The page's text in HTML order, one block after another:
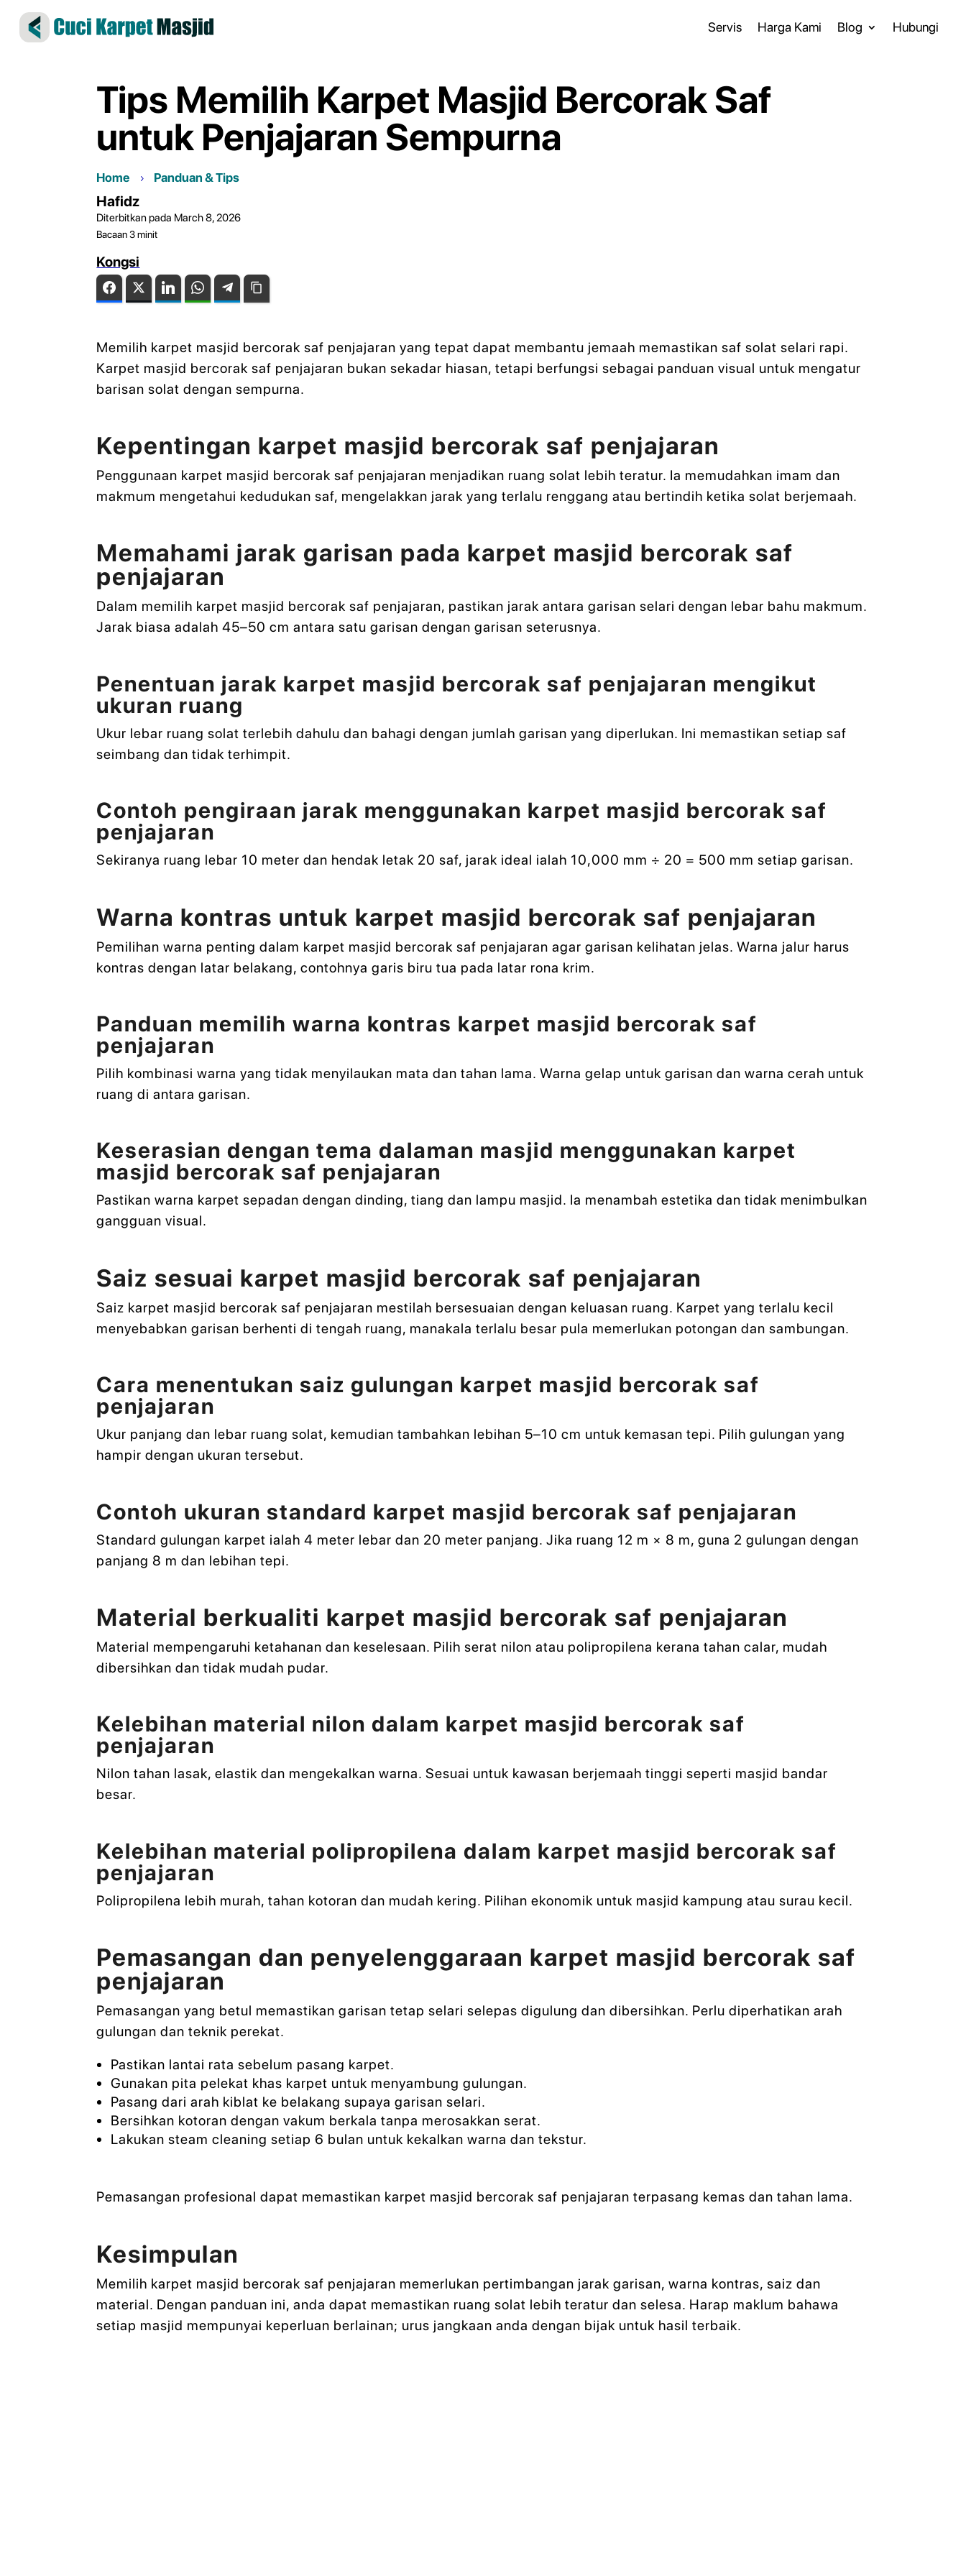
Servis Harga Kami Blog Hubungi
Tips Memilih Karpet Masjid Bercorak Saf
untuk Penjajaran Sempurna
Home Panduan & Tips
Hafidz
Diterbitkan pada March 8, 2026
Bacaan 3 minit
Kongsi
FacebookTwitter LinkedIn WhatsAppTelegram
Memilih karpet masjid bercorak saf penjajaran yang tepat dapat membantu jemaah memastikan saf solat selari rapi.
Karpet masjid bercorak saf penjajaran bukan sekadar hiasan, tetapi berfungsi sebagai panduan visual untuk mengatur
barisan solat dengan sempurna.
Kepentingan karpet masjid bercorak saf penjajaran
Penggunaan karpet masjid bercorak saf penjajaran menjadikan ruang solat lebih teratur. Ia memudahkan imam dan
makmum mengetahui kedudukan saf, mengelakkan jarak yang terlalu renggang atau bertindih ketika solat berjemaah.
Memahami jarak garisan pada karpet masjid bercorak saf
penjajaran
Dalam memilih karpet masjid bercorak saf penjajaran, pastikan jarak antara garisan selari dengan lebar bahu makmum.
Jarak biasa adalah 45–50 cm antara satu garisan dengan garisan seterusnya.
Penentuan jarak karpet masjid bercorak saf penjajaran mengikut
ukuran ruang
Ukur lebar ruang solat terlebih dahulu dan bahagi dengan jumlah garisan yang diperlukan. Ini memastikan setiap saf
seimbang dan tidak terhimpit.
Contoh pengiraan jarak menggunakan karpet masjid bercorak saf
penjajaran
Sekiranya ruang lebar 10 meter dan hendak letak 20 saf, jarak ideal ialah 10,000 mm ÷ 20 = 500 mm setiap garisan.
Warna kontras untuk karpet masjid bercorak saf penjajaran
Pemilihan warna penting dalam karpet masjid bercorak saf penjajaran agar garisan kelihatan jelas. Warna jalur harus
kontras dengan latar belakang, contohnya garis biru tua pada latar rona krim.
Panduan memilih warna kontras karpet masjid bercorak saf
penjajaran
Pilih kombinasi warna yang tidak menyilaukan mata dan tahan lama. Warna gelap untuk garisan dan warna cerah untuk
ruang di antara garisan.
Keserasian dengan tema dalaman masjid menggunakan karpet
masjid bercorak saf penjajaran
Pastikan warna karpet sepadan dengan dinding, tiang dan lampu masjid. Ia menambah estetika dan tidak menimbulkan
gangguan visual.
Saiz sesuai karpet masjid bercorak saf penjajaran
Saiz karpet masjid bercorak saf penjajaran mestilah bersesuaian dengan keluasan ruang. Karpet yang terlalu kecil
menyebabkan garisan berhenti di tengah ruang, manakala terlalu besar pula memerlukan potongan dan sambungan.
Cara menentukan saiz gulungan karpet masjid bercorak saf
penjajaran
Ukur panjang dan lebar ruang solat, kemudian tambahkan lebihan 5–10 cm untuk kemasan tepi. Pilih gulungan yang
hampir dengan ukuran tersebut.
Contoh ukuran standard karpet masjid bercorak saf penjajaran
Standard gulungan karpet ialah 4 meter lebar dan 20 meter panjang. Jika ruang 12 m × 8 m, guna 2 gulungan dengan
panjang 8 m dan lebihan tepi.
Material berkualiti karpet masjid bercorak saf penjajaran
Material mempengaruhi ketahanan dan keselesaan. Pilih serat nilon atau polipropilena kerana tahan calar, mudah
dibersihkan dan tidak mudah pudar.
Kelebihan material nilon dalam karpet masjid bercorak saf
penjajaran
Nilon tahan lasak, elastik dan mengekalkan warna. Sesuai untuk kawasan berjemaah tinggi seperti masjid bandar
besar.
Kelebihan material polipropilena dalam karpet masjid bercorak saf
penjajaran
Polipropilena lebih murah, tahan kotoran dan mudah kering. Pilihan ekonomik untuk masjid kampung atau surau kecil.
Pemasangan dan penyelenggaraan karpet masjid bercorak saf
penjajaran
Pemasangan yang betul memastikan garisan tetap selari selepas digulung dan dibersihkan. Perlu diperhatikan arah
gulungan dan teknik perekat.
Pastikan lantai rata sebelum pasang karpet.
Gunakan pita pelekat khas karpet untuk menyambung gulungan.
Pasang dari arah kiblat ke belakang supaya garisan selari.
Bersihkan kotoran dengan vakum berkala tanpa merosakkan serat.
Lakukan steam cleaning setiap 6 bulan untuk kekalkan warna dan tekstur.
Pemasangan profesional dapat memastikan karpet masjid bercorak saf penjajaran terpasang kemas dan tahan lama.
Kesimpulan
Memilih karpet masjid bercorak saf penjajaran memerlukan pertimbangan jarak garisan, warna kontras, saiz dan
material. Dengan panduan ini, anda dapat memastikan ruang solat lebih teratur dan selesa. Harap maklum bahawa
setiap masjid mempunyai keperluan berlainan; urus jangkaan anda dengan bijak untuk hasil terbaik.